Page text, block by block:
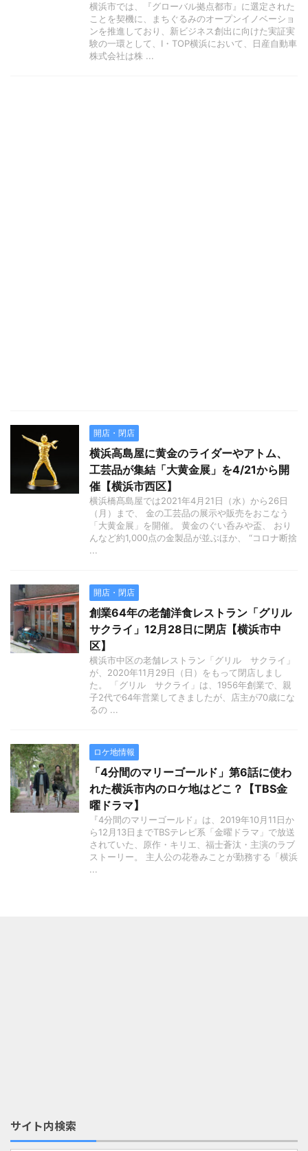
横浜市では、『グローバル拠点都市』に選定された
ことを契機に、まちぐるみのオープンイノベーショ
ンを推進しており、新ビジネス創出に向けた実証実
験の一環として、I・TOP横浜において、日産自動車
株式会社は株 ...
開店・閉店
横浜高島屋に黄金のライダーやアトム、
工芸品が集結「大黄金展」を4/21から開
催【横浜市西区】
横浜橋髙島屋では2021年4月21日（水）から26日
（月）まで、 金の工芸品の展示や販売をおこなう
「大黄金展」を開催。 黄金のぐい呑みや盃、 おり
んなど約1,000点の金製品が並ぶほか、 “コロナ断捨
...
開店・閉店
創業64年の老舗洋食レストラン「グリル
サクライ」12月28日に閉店【横浜市中
区】
横浜市中区の老舗レストラン「グリル サクライ」
が、2020年11月29日（日）をもって閉店しまし
た。 「グリル サクライ」は、1956年創業で、親
子2代で64年営業してきましたが、店主が70歳にな
るの ...
ロケ地情報
「4分間のマリーゴールド」第6話に使わ
れた横浜市内のロケ地はどこ？【TBS金
曜ドラマ】
『4分間のマリーゴールド』は、2019年10月11日か
ら12月13日までTBSテレビ系「金曜ドラマ」で放送
されていた、原作・キリエ、福士蒼汰・主演のラブ
ストーリー。 主人公の花巻みことが勤務する「横浜
...
サイト内検索